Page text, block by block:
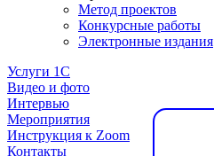
Метод проектов
Конкурсные работы
Электронные издания
Услуги 1C
Видео и фото
Интервью
Мероприятия
Инструкция к Zoom
Контакты